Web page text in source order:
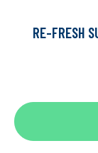
RE-FRESH